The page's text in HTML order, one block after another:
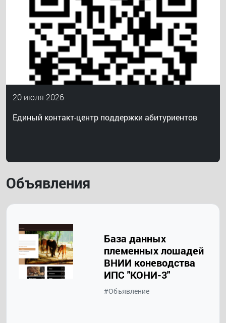
20 июля 2026
Единый контакт-центр поддержки абитуриентов
Объявления
База данных
племенных лошадей
ВНИИ коневодства
ИПС "КОНИ-3"
#Объявление